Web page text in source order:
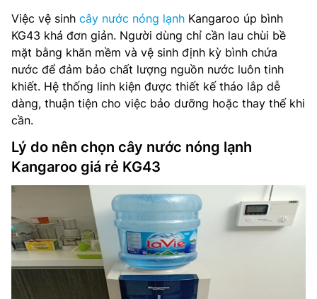
Việc vệ sinh cây nước nóng lạnh Kangaroo úp bình
KG43 khá đơn giản. Người dùng chỉ cần lau chùi bề
mặt bằng khăn mềm và vệ sinh định kỳ bình chứa
nước để đảm bảo chất lượng nguồn nước luôn tinh
khiết. Hệ thống linh kiện được thiết kế tháo lắp dễ
dàng, thuận tiện cho việc bảo dưỡng hoặc thay thế khi
cần.
Lý do nên chọn cây nước nóng lạnh
Kangaroo giá rẻ KG43